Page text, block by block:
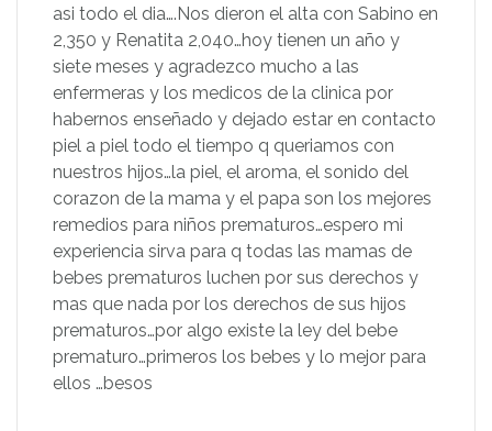
asi todo el dia….Nos dieron el alta con Sabino en
2,350 y Renatita 2,040…hoy tienen un año y
siete meses y agradezco mucho a las
enfermeras y los medicos de la clinica por
habernos enseñado y dejado estar en contacto
piel a piel todo el tiempo q queriamos con
nuestros hijos…la piel, el aroma, el sonido del
corazon de la mama y el papa son los mejores
remedios para niños prematuros…espero mi
experiencia sirva para q todas las mamas de
bebes prematuros luchen por sus derechos y
mas que nada por los derechos de sus hijos
prematuros…por algo existe la ley del bebe
prematuro…primeros los bebes y lo mejor para
ellos …besos